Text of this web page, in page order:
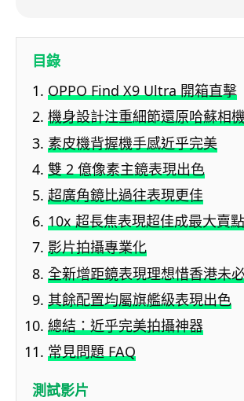
目錄
OPPO Find X9 Ultra 開箱直擊
機身設計注重細節還原哈蘇相
素皮機背握機手感近乎完美
雙 2 億像素主鏡表現出色
超廣角鏡比過往表現更佳
10x 超長焦表現超佳成最大賣點
影片拍攝專業化
全新增距鏡表現理想惜香港未
其餘配置均屬旗艦級表現出色
總結：近乎完美拍攝神器
常見問題 FAQ
測試影片